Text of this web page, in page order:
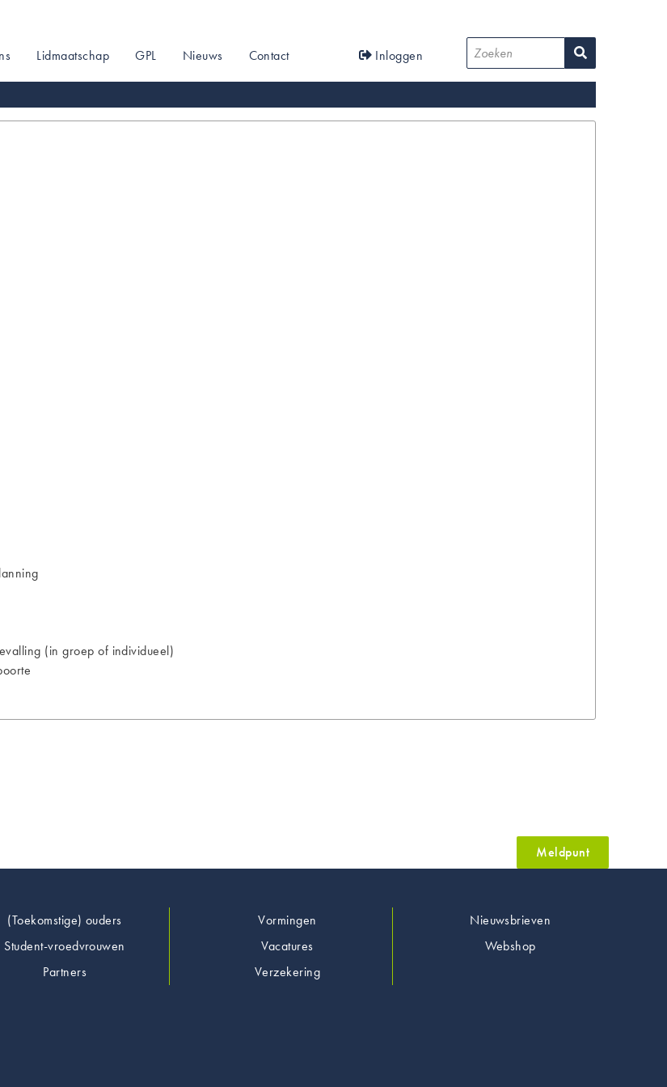
Lidmaatschap GPL Nieuws Contact
User
account
menu
Inloggen
(in groep of individueel)
Meldpunt
(Toekomstige) ouders
Student-vroedvrouwen
Partners
Vormingen
Vacatures
Verzekering
Nieuwsbrieven
Webshop